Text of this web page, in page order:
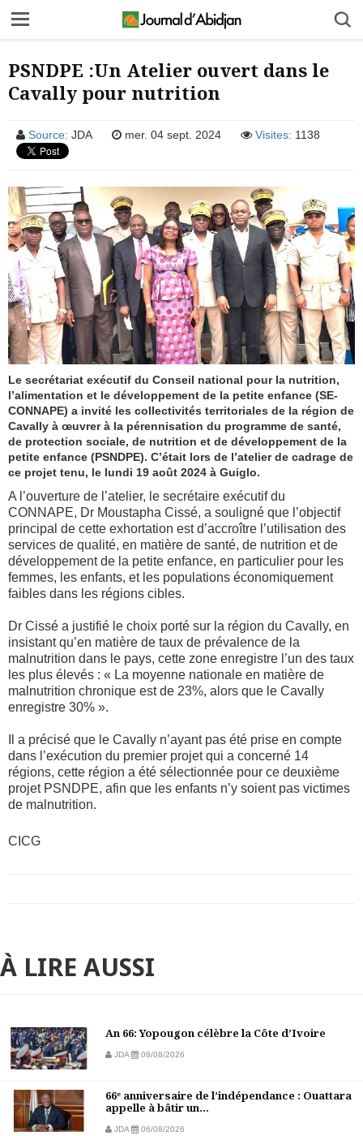
PSNDPE :Un Atelier ouvert dans le
Cavally pour nutrition
Source: JDA mer. 04 sept. 2024 Visites: 1138
Le secrétariat exécutif du Conseil national pour la nutrition,
l’alimentation et le développement de la petite enfance (SE-
CONNAPE) a invité les collectivités territoriales de la région de
Cavally à œuvrer à la pérennisation du programme de santé,
de protection sociale, de nutrition et de développement de la
petite enfance (PSNDPE). C’était lors de l’atelier de cadrage de
ce projet tenu, le lundi 19 août 2024 à Guiglo.
A l’ouverture de l’atelier, le secrétaire exécutif du
CONNAPE, Dr Moustapha Cissé, a souligné que l’objectif
principal de cette exhortation est d’accroître l’utilisation des
services de qualité, en matière de santé, de nutrition et de
développement de la petite enfance, en particulier pour les
femmes, les enfants, et les populations économiquement
faibles dans les régions cibles.
Dr Cissé a justifié le choix porté sur la région du Cavally, en
insistant qu’en matière de taux de prévalence de la
malnutrition dans le pays, cette zone enregistre l’un des taux
les plus élevés : « La moyenne nationale en matière de
malnutrition chronique est de 23%, alors que le Cavally
enregistre 30% ».
Il a précisé que le Cavally n’ayant pas été prise en compte
dans l’exécution du premier projet qui a concerné 14
régions, cette région a été sélectionnée pour ce deuxième
projet PSNDPE, afin que les enfants n’y soient pas victimes
de malnutrition.
CICG
À LIRE AUSSI
An 66: Yopougon célèbre la Côte d’Ivoire
JDA 08/08/2026
66ᵉ anniversaire de l’indépendance : Ouattara
appelle à bâtir un...
JDA 06/08/2026